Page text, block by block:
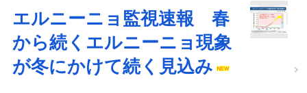
エルニーニョ監視速報 春
から続くエルニーニョ現象
が冬にかけて続く見込み